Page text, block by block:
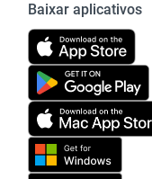
Baixar aplicativos